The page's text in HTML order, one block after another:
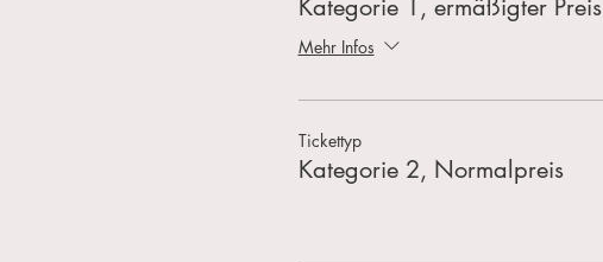
Kategorie 1, ermäßigter Preis
Mehr Infos
Tickettyp
Kategorie 2, Normalpreis